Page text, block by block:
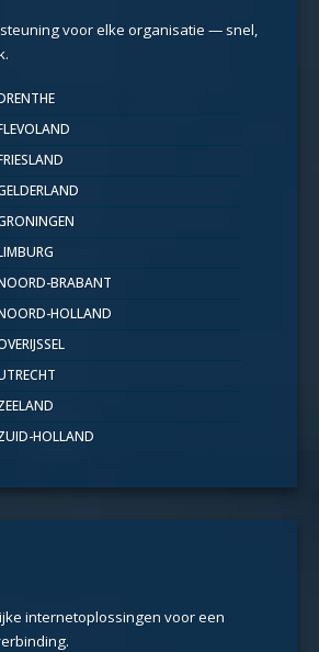
voor elke organisatie — snel,
BRABANT
HOLLAND
HOLLAND
internetoplossingen voor een